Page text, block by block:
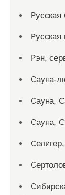
Русская
Русская
Рэн,
Сауна-
Сауна,
Сауна,